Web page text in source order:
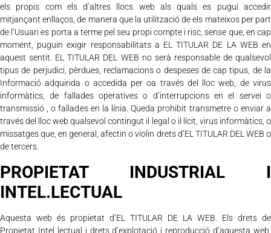
els propis com els d’altres llocs web als quals es pugui accedir
mitjançant enllaços, de manera que la utilització de els mateixos per part
de l’Usuari es porta a terme pel seu propi compte i risc, sense que, en cap
moment, puguin exigir responsabilitats a EL TITULAR DE LA WEB en
aquest sentit. EL TITULAR DEL WEB no serà responsable de qualsevol
tipus de perjudici, pèrdues, reclamacions o despeses de cap tipus, de la
Informació adquirida o accedida per oa través del lloc web, de virus
informàtics, de fallades operatives o d’interrupcions en el servei o
transmissió , o fallades en la línia. Queda prohibit transmetre o enviar a
través del lloc web qualsevol contingut il legal o il lícit, virus informàtics, o
missatges que, en general, afectin o violin drets d’EL TITULAR DEL WEB o
de tercers.
PROPIETAT INDUSTRIAL I
INTEL.LECTUAL
Aquesta web és propietat d’EL TITULAR DE LA WEB. Els drets de
Propietat Intel lectual i drets d’explotació i reproducció d’aquesta web,